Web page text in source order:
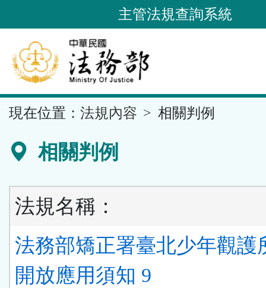
到
要
內
容
區
主管法規查詢系統
現在位置： 法規內容 相關判例
相關判例
法規名稱：
法務部矯正署臺北少年觀護
開放應用須知 9